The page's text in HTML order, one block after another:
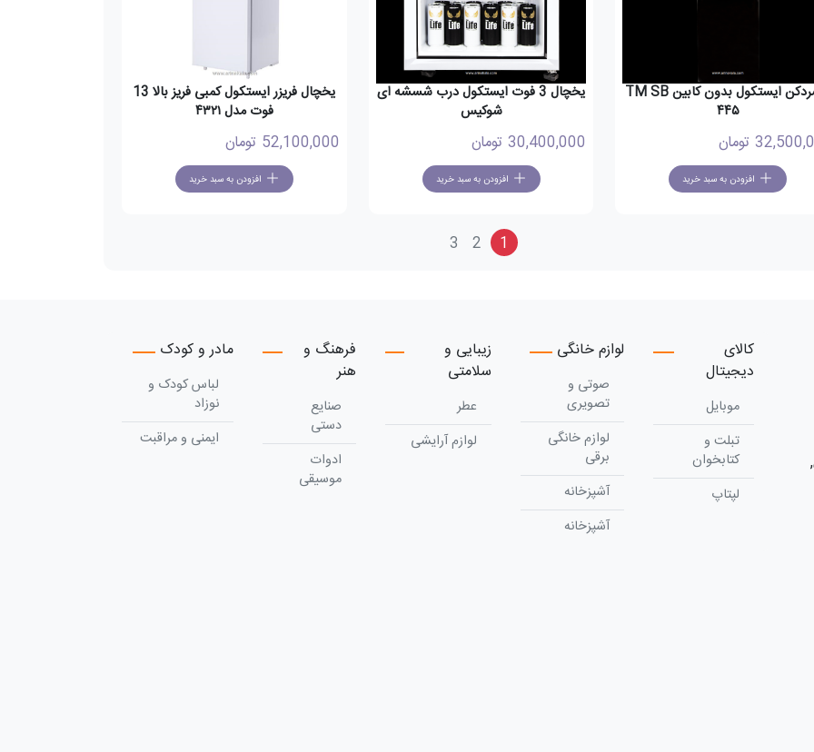
آبسردکن ایستکول بدون کابین TM SB
۴۴۵
تومان
افزودن به سبد خرید
یخچال 3 فوت ایستکول درب شسشه ای
شوکیس
30,400,000 تومان
افزودن به سبد خرید
یخچال فریزر ایستکول کمبی فریز بالا 13
فوت مدل ۴۳۲۱
52,100,000 تومان
افزودن به سبد خرید
1
2
3
کالای
دیجیتال
موبایل
تبلت و
کتابخوان
لپتاپ
لوازم خانگی
صوتی و
تصویری
لوازم خانگی
برقی
آشپزخانه
آشپزخانه
زیبایی و
سلامتی
عطر
لوازم آرایشی
فرهنگ و
هنر
صنایع
دستی
ادوات
موسیقی
مادر و کودک
لباس کودک و
نوزاد
ایمنی و مراقبت